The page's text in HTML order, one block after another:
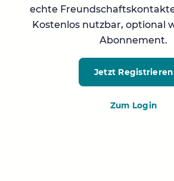
echte
Kostenlos nutzbar, optional
Abonnement.
Jetzt Registrieren
Zum Login